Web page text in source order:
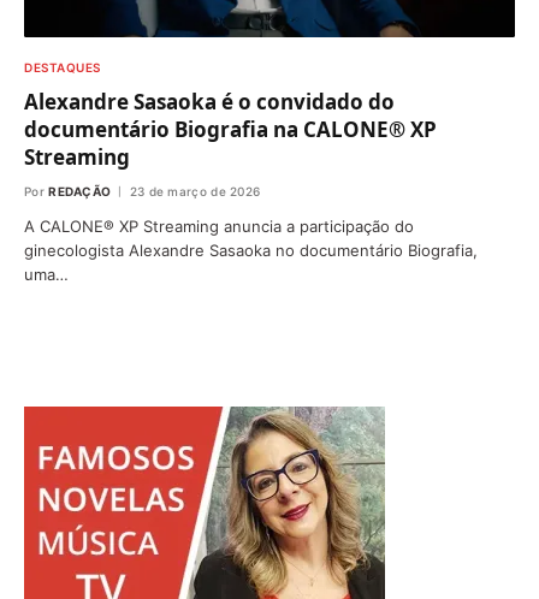
DESTAQUES
Alexandre Sasaoka é o convidado do
documentário Biografia na CALONE® XP
Streaming
Por REDAÇÃO 23 de março de 2026
A CALONE® XP Streaming anuncia a participação do
ginecologista Alexandre Sasaoka no documentário Biografia,
uma…